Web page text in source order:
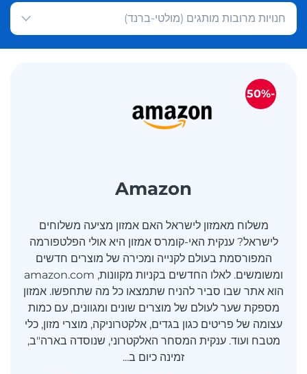
חנויות מרובות מותגים (מולטי-ברנד)
Amazon
משלוח מאמזון לישראל האם אמזון מציעה משלוחים
לישראל? ענקית האי-קומרס אמזון היא אולי הפלטפורמה
המפורסמת בעולם לקנייה ומכירה של מוצרים חדשים
ומשומשים. לאלו החדשים בקניות מקוונות, amazon.com
הוא אתר שבו סביר להניח שתמצאו כל מה שתחפשו. אמזון
מספקת שער לעולם של מוצרים שונים ומגוונים, עם כמות
עצומה של פריטים כגון בגדים, אלקטרוניקה, מוצרי מזון, כלי
מטבח ועוד. ענקית המסחר האלקטרוני, שנוסדה בארה"ב,
זמינה כיום ב...
-50%